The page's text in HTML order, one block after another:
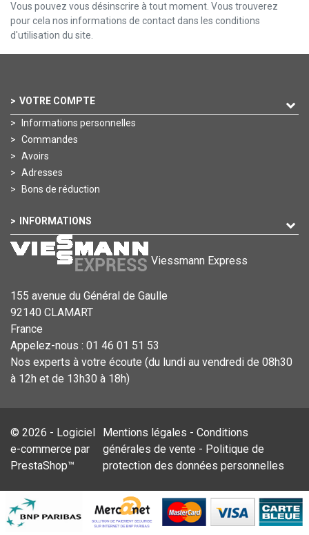
Vous pouvez vous désinscrire à tout moment. Vous trouverez
pour cela nos informations de contact dans les conditions
d'utilisation du site.
VOTRE COMPTE
Informations personnelles
Commandes
Avoirs
Adresses
Bons de réduction
INFORMATIONS
Viessmann Express
155 avenue du Général de Gaulle
92140 CLAMART
France
Appelez-nous : 01 46 01 51 53
Nos experts à votre écoute (du lundi au vendredi de 08h30
à 12h et de 13h30 à 18h)
© 2026 - Logiciel
e-commerce par
PrestaShop™
Mentions légales -Conditions
générales de vente - Politique de
protection des données personnelles